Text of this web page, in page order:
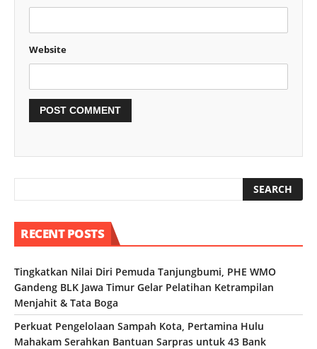
Website
RECENT POSTS
Tingkatkan Nilai Diri Pemuda Tanjungbumi, PHE WMO
Gandeng BLK Jawa Timur Gelar Pelatihan Ketrampilan
Menjahit & Tata Boga
Perkuat Pengelolaan Sampah Kota, Pertamina Hulu
Mahakam Serahkan Bantuan Sarpras untuk 43 Bank